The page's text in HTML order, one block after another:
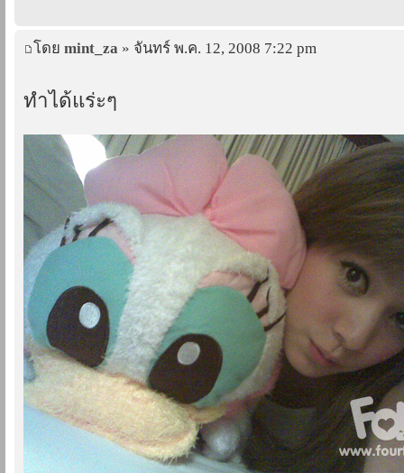
โดย mint_za » จันทร์ พ.ค. 12, 2008 7:22 pm
ทำได้แร่ะๆ